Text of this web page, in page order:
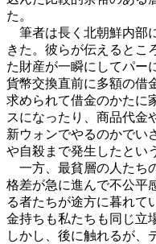
た。
筆者は長く北朝鮮内部
きた。彼らが伝えるとこ
た財産が一瞬にしてパー
貨幣交換直前に多額の借
求められて借金のかたに
スになったり、商品代金
新ウォンでやるのかでい
や自殺まで発生したとい
一方、最貧層の人たち
格差が急に進んで不公平
る者たちが途方に暮れて
金持ちも私たちも同じ立
しかし、後に触れるが、